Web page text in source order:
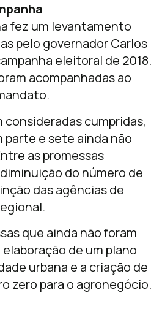
fez um levantamento
pelo governador Carlos
eleitoral de 2018.
acompanhadas ao
consideradas cumpridas,
parte e sete ainda não
as promessas
do número de
das agências de
que ainda não foram
de um plano
urbana e a criação de
zero para o agronegócio.